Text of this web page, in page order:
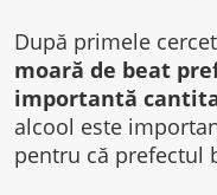
După primele
moară de beat
importantă
alcool este
pentru că prefectul